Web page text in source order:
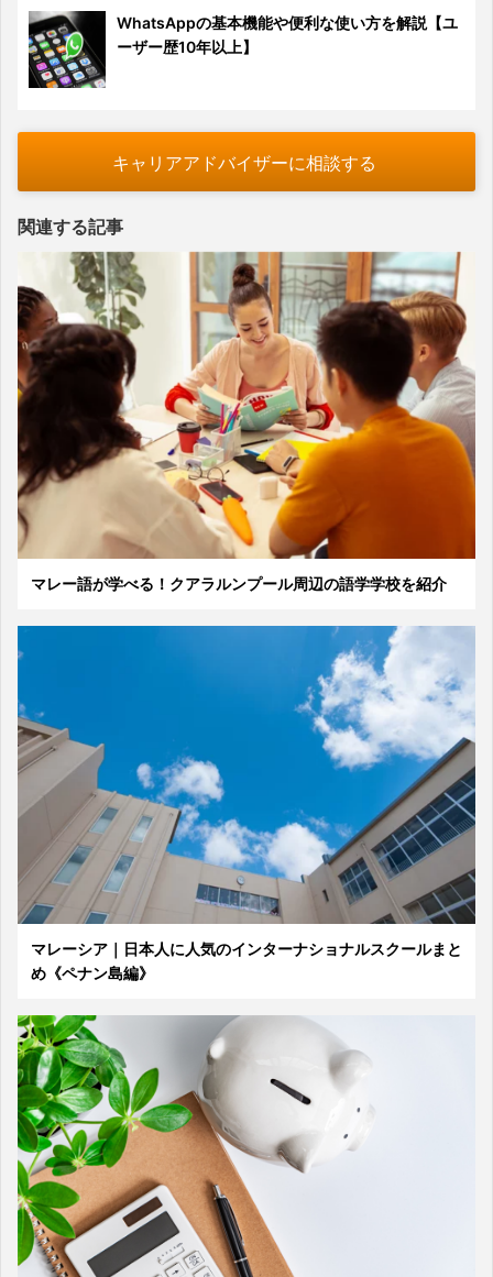
WhatsAppの基本機能や便利な使い方を解説【ユ
ーザー歴10年以上】
キャリアアドバイザーに相談する
関連する記事
マレー語が学べる！クアラルンプール周辺の語学学校を紹介
マレーシア｜日本人に人気のインターナショナルスクールまと
め《ペナン島編》